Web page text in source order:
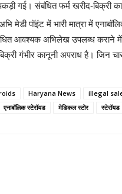
गई। संबंधित फर्म खरीद-बिक्री
पॉइंट में भारी मात्रा में
आवश्यक अभिलेख उपलब्ध कराने
गंभीर कानूनी अपराध है। जिन
Haryana News illegal
एनाबॉलिक स्टेरॉयड मेडिकल स्टोर स्टेरॉयड